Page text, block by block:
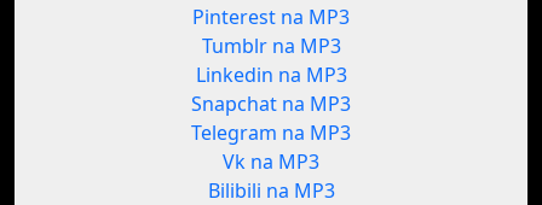
Pinterest na MP3
Tumblr na MP3
Linkedin na MP3
Snapchat na MP3
Telegram na MP3
Vk na MP3
Bilibili na MP3